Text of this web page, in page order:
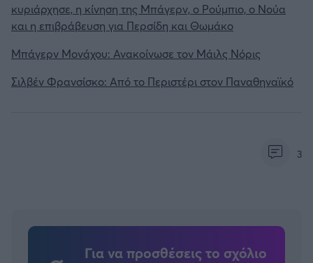
κυριάρχησε, η κίνηση της Μπάγερν, ο Ρούμπιο, ο Νούα
και η επιβράβευση για Περσίδη και Θωμάκο
Μπάγερν Μονάχου: Ανακοίνωσε τον Μάιλς Νόρις
Σιλβέν Φρανσίσκο: Από το Περιστέρι στον Παναθηναϊκό
3
Για να προσθέσεις το σχόλιο